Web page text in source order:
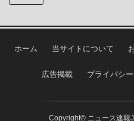
ホーム 当サイトについて
広告掲載 プライバシ
Copyright© ニュース速報